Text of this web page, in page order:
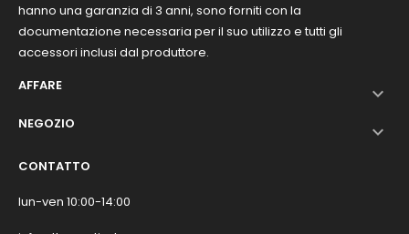
hanno una garanzia di 3 anni, sono forniti con la
documentazione necessaria per il suo utilizzo e tutti gli
accessori inclusi dal produttore.
AFFARE

NEGOZIO 
CONTATTO
lun-ven 10:00-14:00